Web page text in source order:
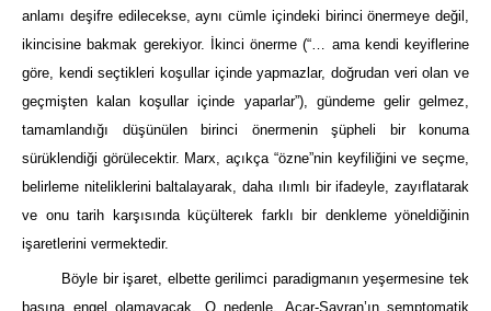
anlamı deşifre edilecekse, aynı cümle içindeki birinci önermeye değil,
ikincisine bakmak gerekiyor. İkinci önerme (“… ama kendi keyiflerine
göre, kendi seçtikleri koşullar içinde yapmazlar, doğrudan veri olan ve
geçmişten kalan koşullar içinde yaparlar”), gündeme gelir gelmez,
tamamlandığı düşünülen birinci önermenin şüpheli bir konuma
sürüklendiği görülecektir. Marx, açıkça “özne”nin keyfiliğini ve seçme,
belirleme niteliklerini baltalayarak, daha ılımlı bir ifadeyle, zayıflatarak
ve onu tarih karşısında küçülterek farklı bir denkleme yöneldiğinin
işaretlerini vermektedir.
Böyle bir işaret, elbette gerilimci paradigmanın yeşermesine tek
başına engel olamayacak. O nedenle, Acar-Savran’ın semptomatik